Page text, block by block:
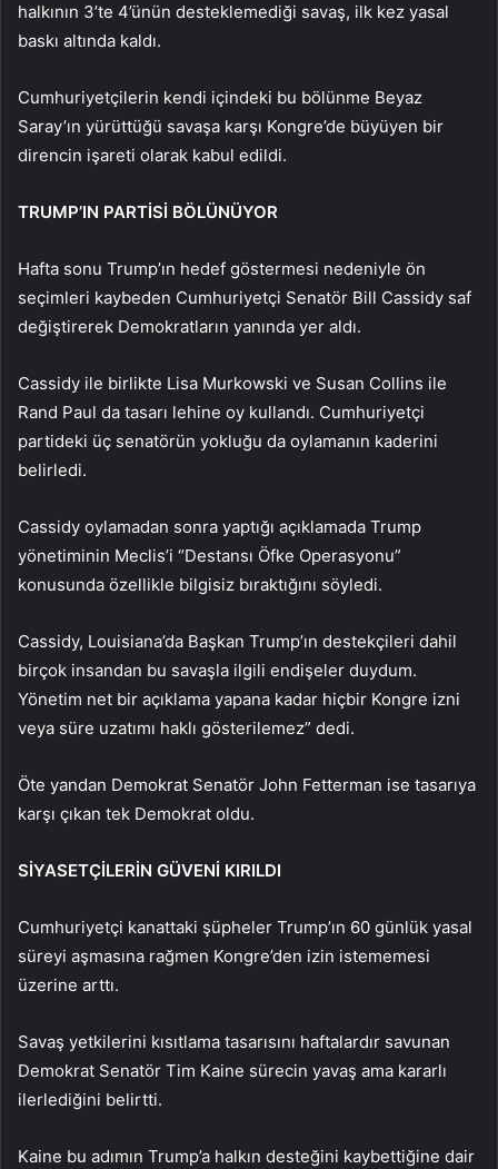
halkının 3’te 4’ünün desteklemediği savaş, ilk kez yasal
baskı altında kaldı.
Cumhuriyetçilerin kendi içindeki bu bölünme Beyaz
Saray’ın yürüttüğü savaşa karşı Kongre’de büyüyen bir
direncin işareti olarak kabul edildi.
TRUMP’IN PARTİSİ BÖLÜNÜYOR
Hafta sonu Trump’ın hedef göstermesi nedeniyle ön
seçimleri kaybeden Cumhuriyetçi Senatör Bill Cassidy saf
değiştirerek Demokratların yanında yer aldı.
Cassidy ile birlikte Lisa Murkowski ve Susan Collins ile
Rand Paul da tasarı lehine oy kullandı. Cumhuriyetçi
partideki üç senatörün yokluğu da oylamanın kaderini
belirledi.
Cassidy oylamadan sonra yaptığı açıklamada Trump
yönetiminin Meclis’i “Destansı Öfke Operasyonu”
konusunda özellikle bilgisiz bıraktığını söyledi.
Cassidy, Louisiana’da Başkan Trump’ın destekçileri dahil
birçok insandan bu savaşla ilgili endişeler duydum.
Yönetim net bir açıklama yapana kadar hiçbir Kongre izni
veya süre uzatımı haklı gösterilemez” dedi.
Öte yandan Demokrat Senatör John Fetterman ise tasarıya
karşı çıkan tek Demokrat oldu.
SİYASETÇİLERİN GÜVENİ KIRILDI
Cumhuriyetçi kanattaki şüpheler Trump’ın 60 günlük yasal
süreyi aşmasına rağmen Kongre’den izin istememesi
üzerine arttı.
Savaş yetkilerini kısıtlama tasarısını haftalardır savunan
Demokrat Senatör Tim Kaine sürecin yavaş ama kararlı
ilerlediğini belirtti.
Kaine bu adımın Trump’a halkın desteğini kaybettiğine dair